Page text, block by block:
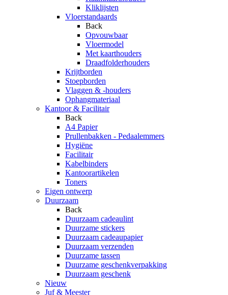
Kliklijsten
Vloerstandaards
Back
Opvouwbaar
Vloermodel
Met kaarthouders
Draadfolderhouders
Krijtborden
Stoepborden
Vlaggen & -houders
Ophangmateriaal
Kantoor & Facilitair
Back
A4 Papier
Prullenbakken - Pedaalemmers
Hygiëne
Facilitair
Kabelbinders
Kantoorartikelen
Toners
Eigen ontwerp
Duurzaam
Back
Duurzaam cadeaulint
Duurzame stickers
Duurzaam cadeaupapier
Duurzaam verzenden
Duurzame tassen
Duurzame geschenkverpakking
Duurzaam geschenk
Nieuw
Juf & Meester